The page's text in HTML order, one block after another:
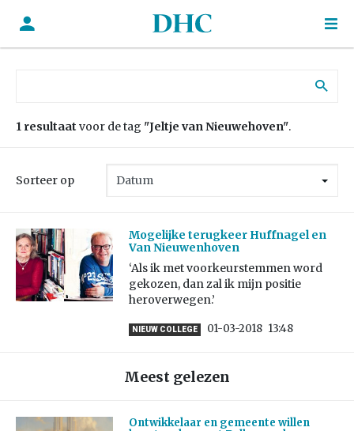
1 resultaat voor de tag "Jeltje van Nieuwehoven".
Sorteer op
Mogelijke terugkeer Huffnagel en
Van Nieuwenhoven
‘Als ik met voorkeurstemmen word
gekozen, dan zal ik mijn positie
heroverwegen.’
NIEUW COLLEGE 01-03-2018 13:48
Meest gelezen
Ontwikkelaar en gemeente willen